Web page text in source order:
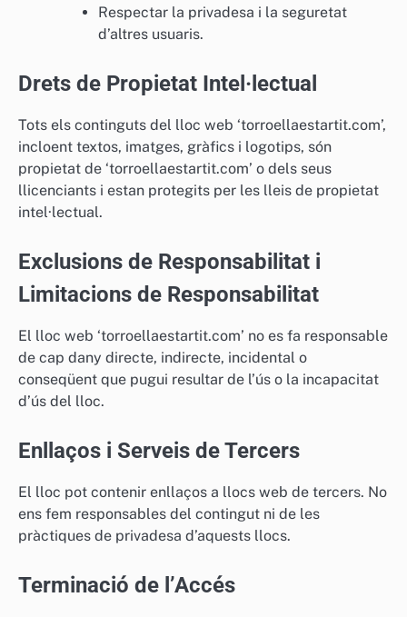
Respectar la privadesa i la seguretat
d’altres usuaris.
Drets de Propietat Intel·lectual
Tots els continguts del lloc web ‘torroellaestartit.com’,
incloent textos, imatges, gràfics i logotips, són
propietat de ‘torroellaestartit.com’ o dels seus
llicenciants i estan protegits per les lleis de propietat
intel·lectual.
Exclusions de Responsabilitat i
Limitacions de Responsabilitat
El lloc web ‘torroellaestartit.com’ no es fa responsable
de cap dany directe, indirecte, incidental o
conseqüent que pugui resultar de l’ús o la incapacitat
d’ús del lloc.
Enllaços i Serveis de Tercers
El lloc pot contenir enllaços a llocs web de tercers. No
ens fem responsables del contingut ni de les
pràctiques de privadesa d’aquests llocs.
Terminació de l’Accés